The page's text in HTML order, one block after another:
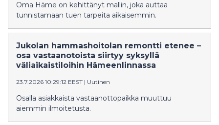
Oma Häme on kehittänyt mallin, joka auttaa
tunnistamaan tuen tarpeita aikaisemmin.
Jukolan hammashoitolan remontti etenee –
osa vastaanotoista siirtyy syksyllä
väliaikaistiloihin Hämeenlinnassa
23.7.2026 10:29:12 EEST | Uutinen
Osalla asiakkaista vastaanottopaikka muuttuu
aiemmin ilmoitetusta.